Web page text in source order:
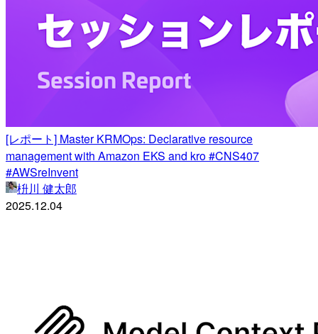
[レポート] Master KRMOps: Declarative resource
management with Amazon EKS and kro #CNS407
#AWSreInvent
枡川 健太郎
2025.12.04